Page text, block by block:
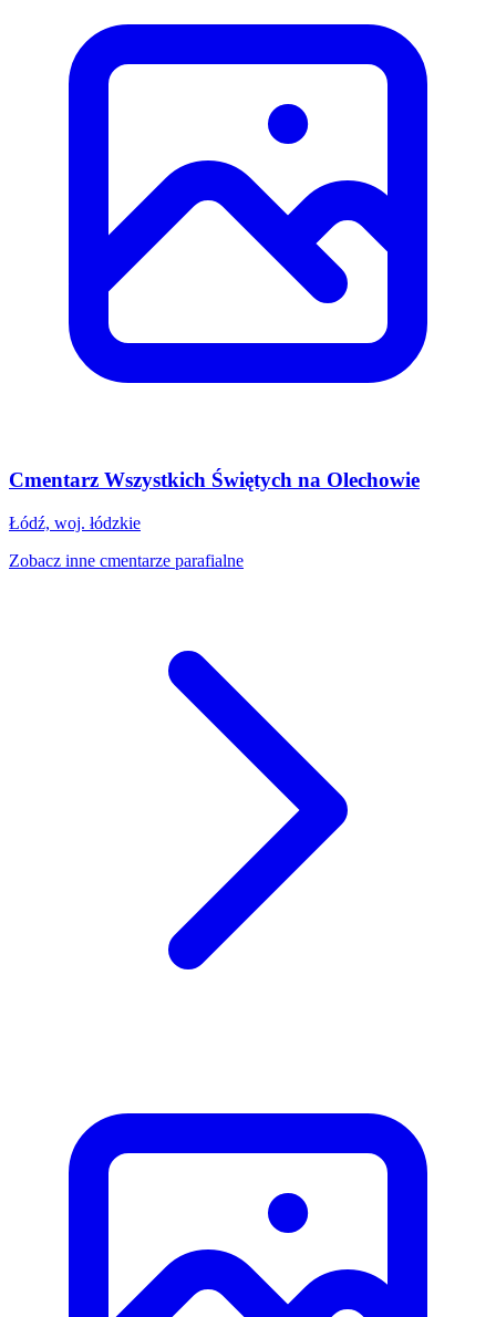
Cmentarz Wszystkich Świętych na Olechowie
Łódź, woj. łódzkie
Zobacz inne cmentarze parafialne